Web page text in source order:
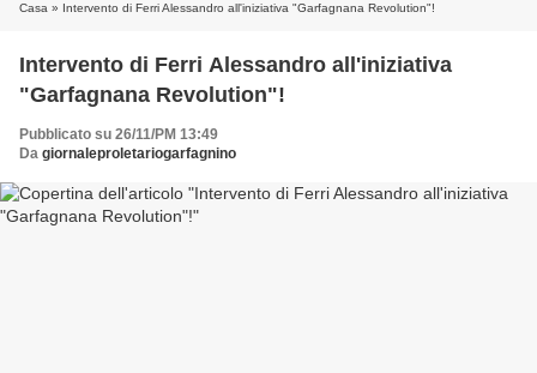
Casa » Intervento di Ferri Alessandro all'iniziativa "Garfagnana Revolution"!
Intervento di Ferri Alessandro all'iniziativa
"Garfagnana Revolution"!
Pubblicato su 26/11/PM 13:49
Da giornaleproletariogarfagnino